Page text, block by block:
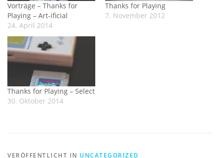
Vorträge – Thanks for
Playing – Art-ificial
24. April 2014
Thanks for Playing
7. November 2012
Thanks for Playing – Select
30. Oktober 2014
VERÖFFENTLICHT IN UNCATEGORIZED